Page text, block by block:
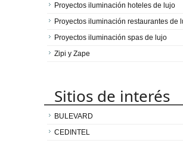
Proyectos iluminación hoteles de lujo
Proyectos iluminación restaurantes de
Proyectos iluminación spas de lujo
Zipi y Zape
Sitios de interés
BULEVARD
CEDINTEL